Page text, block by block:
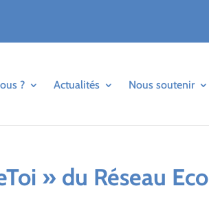
? Actualités Nous soutenir
» du Réseau Eco